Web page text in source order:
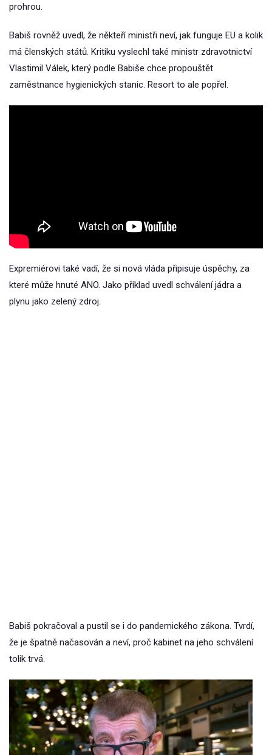
prohrou.
Babiš rovněž uvedl, že někteří ministři neví, jak funguje EU a kolik
má členských států. Kritiku vyslechl také ministr zdravotnictví
Vlastimil Válek, který podle Babiše chce propouštět
zaměstnance hygienických stanic. Resort to ale popřel.
Expremiérovi také vadí, že si nová vláda připisuje úspěchy, za
které může hnuté ANO. Jako příklad uvedl schválení jádra a
plynu jako zelený zdroj.
Babiš pokračoval a pustil se i do pandemického zákona. Tvrdí,
že je špatně načasován a neví, proč kabinet na jeho schválení
tolik trvá.